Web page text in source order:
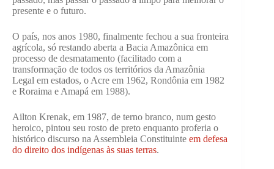
presente e o futuro.
O país, nos anos 1980, finalmente fechou a sua fronteira
agrícola, só restando aberta a Bacia Amazônica em
processo de desmatamento (facilitado com a
transformação de todos os territórios da Amazônia
Legal em estados, o Acre em 1962, Rondônia em 1982
e Roraima e Amapá em 1988).
Ailton Krenak, em 1987, de terno branco, num gesto
heroico, pintou seu rosto de preto enquanto proferia o
histórico discurso na Assembleia Constituinte em defesa
do direito dos indígenas às suas terras.